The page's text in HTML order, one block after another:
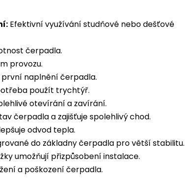
Efektivní využívání studňové nebo dešťové
čerpadla.
provozu.
první naplnění čerpadla.
použít trychtýř.
otevírání a zavírání.
čerpadla a zajišťuje spolehlivý chod.
odvod tepla.
do základny čerpadla pro větší stabilitu.
umožňují přizpůsobení instalace.
a poškození čerpadla.